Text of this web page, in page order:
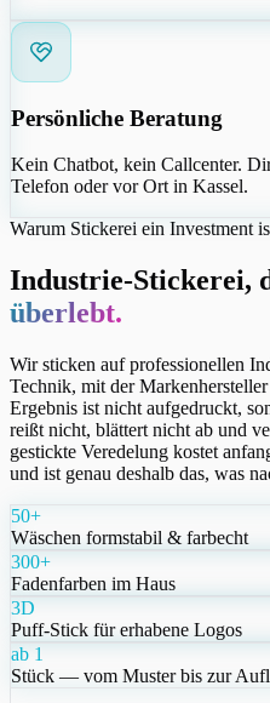
Persönliche Beratung
Kein Chatbot, kein Callcenter.
Telefon oder vor Ort in Kassel.
Warum Stickerei ein Investment
Industrie-Stickerei,
überlebt.
Wir sticken auf professionellen
Technik, mit der
Ergebnis ist nicht aufgedruckt,
reißt nicht, blättert nicht ab und
gestickte Veredelung kostet
und ist genau deshalb das, was
50+
Wäschen formstabil & farbecht
300+
Fadenfarben im Haus
3D
Puff-Stick für erhabene Logos
ab 1
Stück — vom Muster bis zur